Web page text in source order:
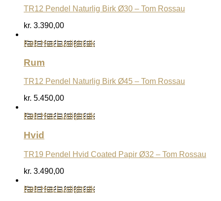
TR12 Pendel Naturlig Birk Ø30 – Tom Rossau
kr. 3.390,00
Køb Hos Luxlight.dk
Rum
TR12 Pendel Naturlig Birk Ø45 – Tom Rossau
kr. 5.450,00
Køb Hos Luxlight.dk
Hvid
TR19 Pendel Hvid Coated Papir Ø32 – Tom Rossau
kr. 3.490,00
Køb Hos Luxlight.dk